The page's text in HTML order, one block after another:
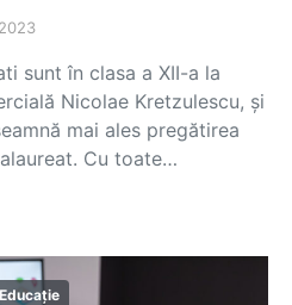
sunt în clasa a XII-a la
Nicolae Kretzulescu, și
mai ales pregătirea
Cu toate…
Educație